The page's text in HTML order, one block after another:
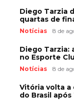
Diego Tarzia
quartas de
Notícias 8 de
Diego Tarzia:
no Esporte
Notícias 8 de
Vitória volta a
do Brasil após